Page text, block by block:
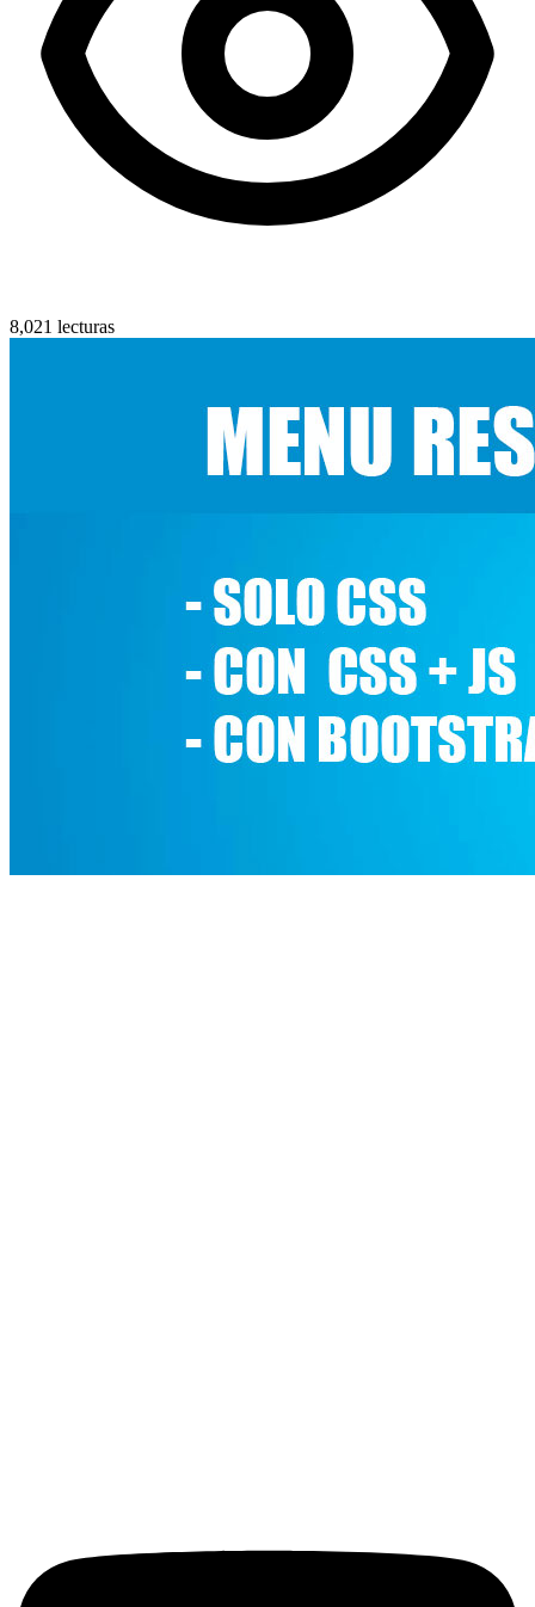
8,021 lecturas